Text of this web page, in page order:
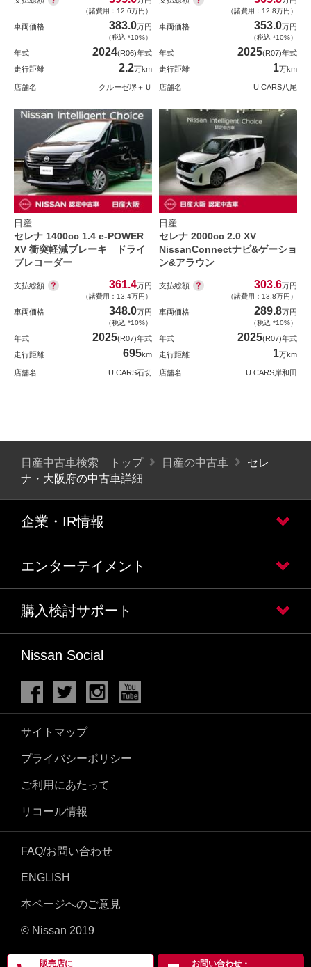
（諸費用：12.6万円）
車両価格 383.0万円
（税込 *10%）
年式 2024(R06)年式
走行距離
2.2万km
店舗名 クルーゼ堺＋Ｕ
（諸費用：12.8万円）
車両価格 353.0万円
（税込 *10%）
年式 2025(R07)年式
走行距離
1万km
店舗名 U CARS八尾
日産
セレナ 1400cc 1.4 e-POWER
XV 衝突軽減ブレーキ ドライ
ブレコーダー
支払総額 361.4万円
（諸費用：13.4万円）
車両価格 348.0万円
（税込 *10%）
年式 2025(R07)年式
走行距離
695km
店舗名 U CARS石切
日産
セレナ 2000cc 2.0 XV
NissanConnectナビ&ゲーショ
ン&アラウン
支払総額 303.6万円
（諸費用：13.8万円）
車両価格 289.8万円
（税込 *10%）
年式 2025(R07)年式
走行距離
1万km
店舗名 U CARS岸和田
販売店に お問い合わせ・
日産中古車検索 トップ 日産の中古車
セレ
ナ・大阪府の中古車詳細
企業・IR情報
エンターテイメント
購入検討サポート
Nissan Social
サイトマップ
プライバシーポリシー
ご利用にあたって
リコール情報
FAQ/お問い合わせ
ENGLISH
本ページへのご意見
© Nissan 2019